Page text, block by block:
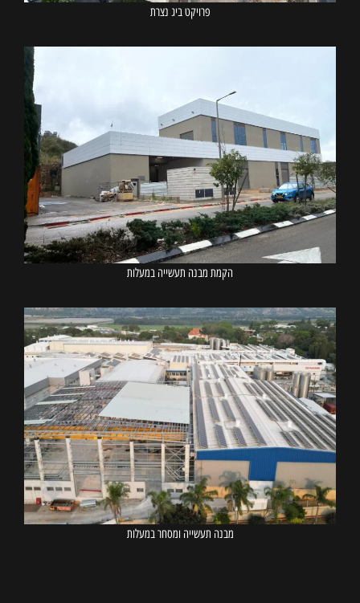
פרויקט ביג נצרת
הקמת מבנה תעשייה במעלות
מבנה תעשייה ומסחר במעלות